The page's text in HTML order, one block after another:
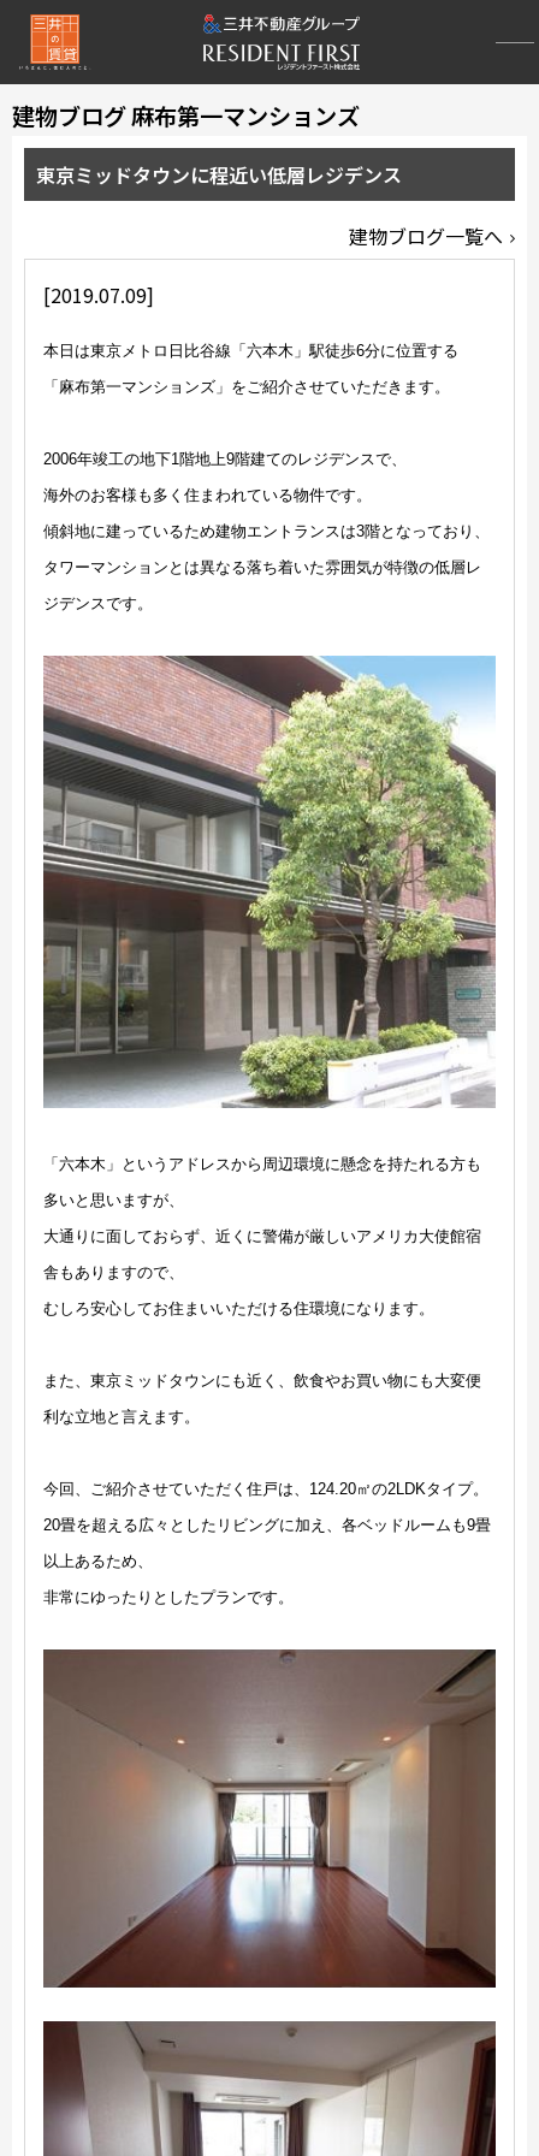
建物ブログ 麻布第一マンションズ
東京ミッドタウンに程近い低層レジデンス
建物ブログ一覧へ
[2019.07.09]
本日は東京メトロ日比谷線「六本木」駅徒歩6分に位置する
「麻布第一マンションズ」をご紹介させていただきます。
2006年竣工の地下1階地上9階建てのレジデンスで、
海外のお客様も多く住まわれている物件です。
傾斜地に建っているため建物エントランスは3階となっており、
タワーマンションとは異なる落ち着いた雰囲気が特徴の低層レ
ジデンスです。
「六本木」というアドレスから周辺環境に懸念を持たれる方も
多いと思いますが、
大通りに面しておらず、近くに警備が厳しいアメリカ大使館宿
舎もありますので、
むしろ安心してお住まいいただける住環境になります。
また、東京ミッドタウンにも近く、飲食やお買い物にも大変便
利な立地と言えます。
今回、ご紹介させていただく住戸は、124.20㎡の2LDKタイプ。
20畳を超える広々としたリビングに加え、各ベッドルームも9畳
以上あるため、
非常にゆったりとしたプランです。